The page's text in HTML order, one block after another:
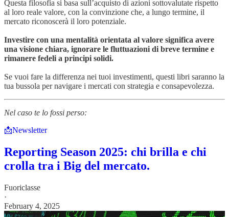
Questa filosofia si basa sull’acquisto di azioni sottovalutate rispetto
al loro reale valore, con la convinzione che, a lungo termine, il
mercato riconoscerà il loro potenziale.
Investire con una mentalità orientata al valore significa avere
una visione chiara, ignorare le fluttuazioni di breve termine e
rimanere fedeli a principi solidi.
Se vuoi fare la differenza nei tuoi investimenti, questi libri saranno la
tua bussola per navigare i mercati con strategia e consapevolezza.
Nel caso te lo fossi perso:
📩Newsletter
Reporting Season 2025: chi brilla e chi
crolla tra i Big del mercato.
Fuoriclasse
·
February 4, 2025